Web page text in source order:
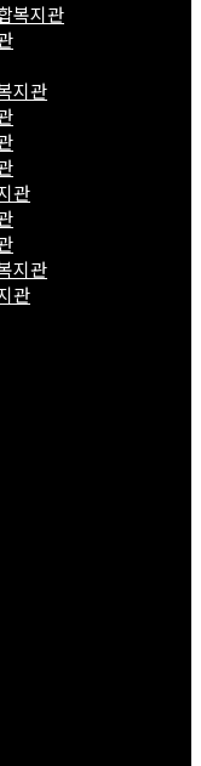
복지관
지관
관
지관
관